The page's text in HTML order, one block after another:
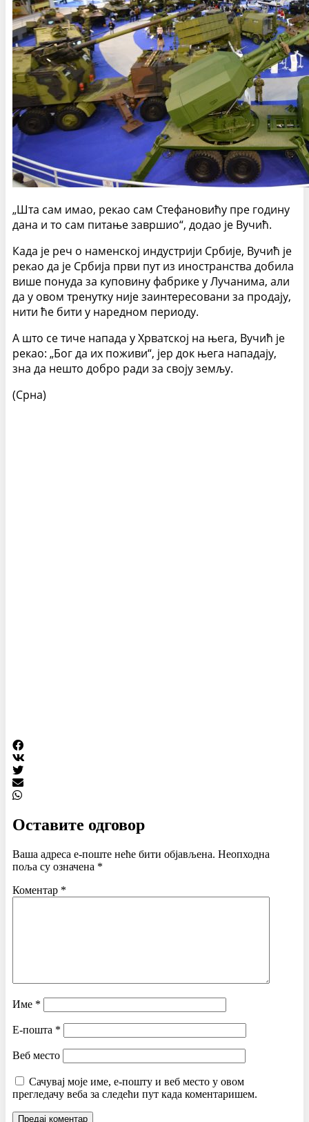
„Шта сам имао, рекао сам Стефановићу пре годину
дана и то сам питање завршио“, додао је Вучић.
Када је реч о наменској индустрији Србије, Вучић је
рекао да је Србија први пут из иностранства добила
више понуда за куповину фабрике у Лучанима, али
да у овом тренутку није заинтересовани за продају,
нити ће бити у наредном периоду.
А што се тиче напада у Хрватској на њега, Вучић је
рекао: „Бог да их поживи“, јер док њега нападају,
зна да нешто добро ради за своју земљу.
(Срна)
Оставите одговор
Ваша адреса е-поште неће бити објављена. Неопходна
поља су означена *
Коментар *
Име *
Е-пошта *
Веб место
Сачувај моје име, е-пошту и веб место у овом
прегледачу веба за следећи пут када коментаришем.